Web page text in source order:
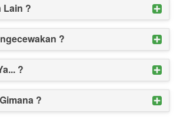
Lain ?
?
?
?